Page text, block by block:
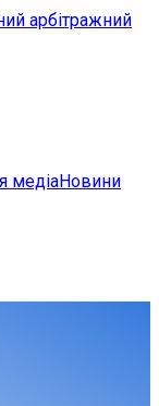
арбітражний
медіаНовини